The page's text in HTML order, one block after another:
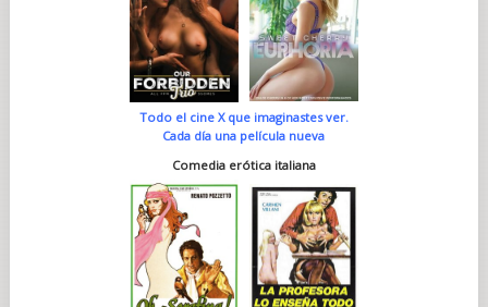
Todo el cine X que imaginastes ver.
Cada día una película nueva
Comedia erótica italiana